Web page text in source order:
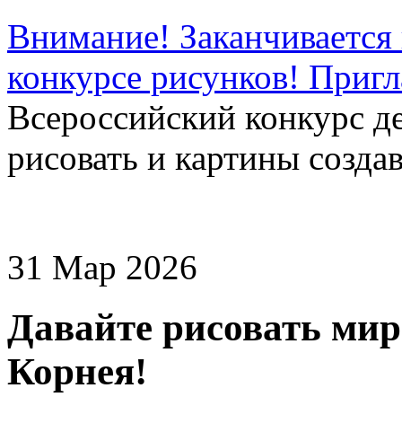
Внимание!
конкурсе рисунков!
Всероссийский конкурс
рисовать и картины
31 Мар 2026
Давайте рисовать
Корнея!